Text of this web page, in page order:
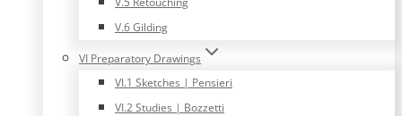
V.6 Gilding
VI Preparatory Drawings
VI.1 Sketches | Pensieri
VI.2 Studies | Bozzetti